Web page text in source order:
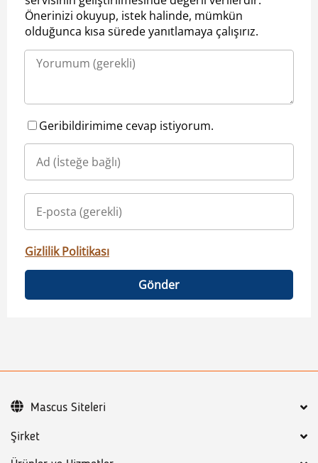
Önerinizi okuyup, istek halinde, mümkün
olduğunca kısa sürede yanıtlamaya çalışırız.
Geribildirimime cevap istiyorum.
Gizlilik Politikası
Gönder
Şirket
Mascus Siteleri